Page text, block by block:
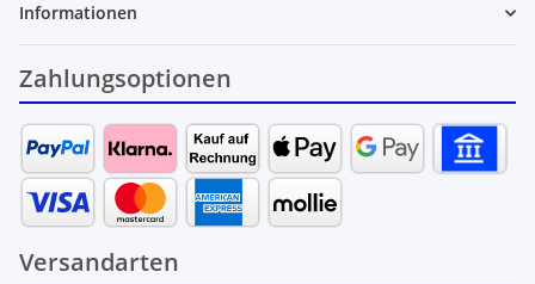
Informationen
Zahlungsoptionen
Versandarten